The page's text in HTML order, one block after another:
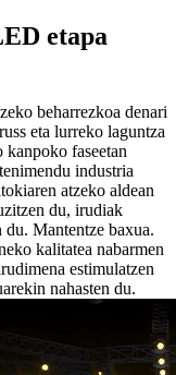
etapa
beharrezkoa denari
eta lurreko laguntza
kanpoko faseetan
industria
atzeko aldean
du, irudiak
Mantentze baxua.
kalitatea nabarmen
estimulatzen
nahasten du.